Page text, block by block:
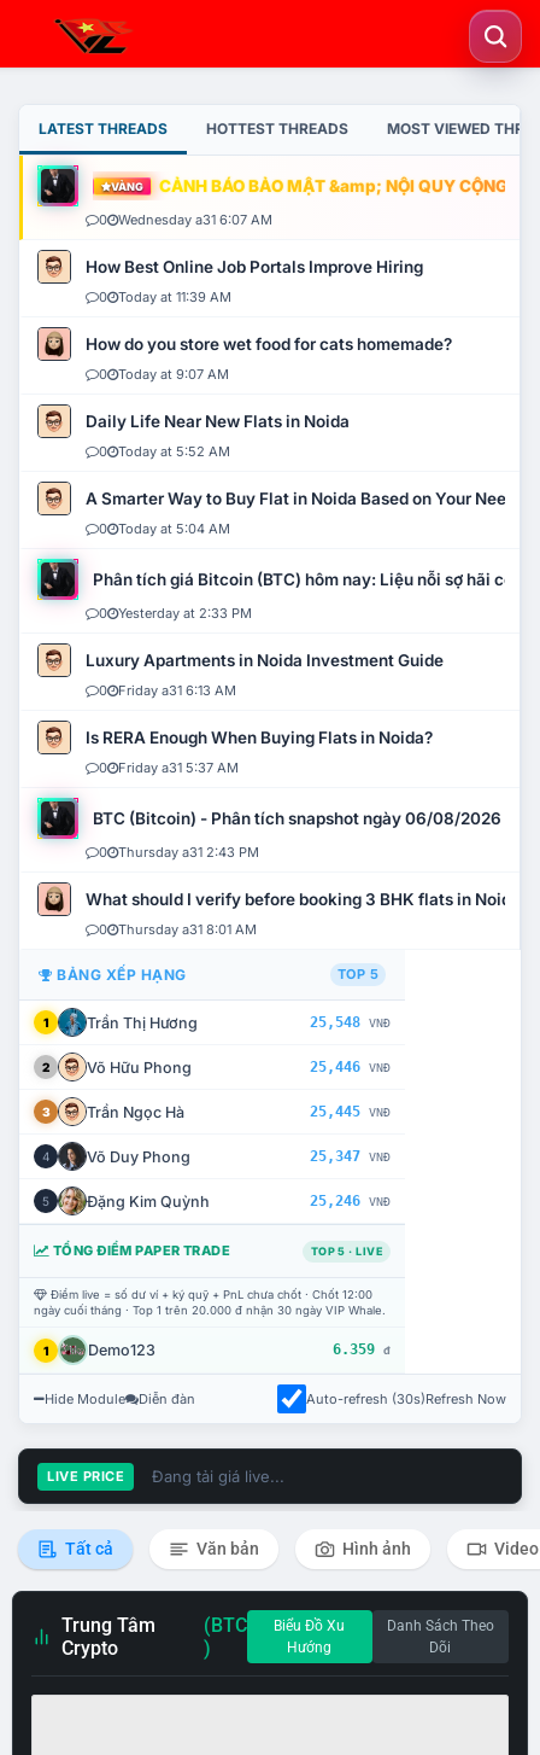
LATEST THREADS HOTTEST THREADS MOST VIEWED
VÀNG CẢNH BÁO BẢO MẬT &amp; NỘI QUY CỘNG
0 Wednesday a31 6:07 AM
How Best Online Job Portals Improve Hiring
0 Today at 11:39 AM
How do you store wet food for cats homemade?
0 Today at 9:07 AM
Daily Life Near New Flats in Noida
0 Today at 5:52 AM
A Smarter Way to Buy Flat in Noida Based on Your Needs
0 Today at 5:04 AM
Phân tích giá Bitcoin (BTC) hôm nay: Liệu nỗi sợ hãi có
0 Yesterday at 2:33 PM
Luxury Apartments in Noida Investment Guide
0 Friday a31 6:13 AM
Is RERA Enough When Buying Flats in Noida?
0 Friday a31 5:37 AM
BTC (Bitcoin) - Phân tích snapshot ngày 06/08/2026
0 Thursday a31 2:43 PM
What should I verify before booking 3 BHK flats in Noida?
0 Thursday a31 8:01 AM
BẢNG XẾP HẠNG TOP 5
1 Trần Thị Hương 25,548 VNĐ
2 Võ Hữu Phong 25,446 VNĐ
3 Trần Ngọc Hà 25,445 VNĐ
4 Võ Duy Phong 25,347 VNĐ
5 Đặng Kim Quỳnh 25,246 VNĐ
TỔNG ĐIỂM PAPER TRADE TOP 5 · LIVE
Điểm live = số dư ví + ký quỹ + PnL chưa chốt · Chốt 12:00
ngày cuối tháng · Top 1 trên 20.000 đ nhận 30 ngày VIP Whale.
1 Demo123 6.359 đ
Hide Module Diễn đàn Auto-refresh (30s)Refresh Now
LIVE PRICE Đang tải giá live...
Tất cả Văn bản Hình ảnh Video
Trung Tâm
Crypto
(BTC
)
Biểu Đồ Xu
Hướng
Danh Sách Theo
Dõi